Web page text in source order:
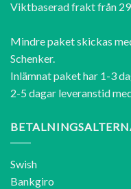
Viktbaserad frakt från 29
Mindre paket skickas
Schenker.
Inlämnat paket har 1-3
2-5 dagar leveranstid
Swish
Bankgiro